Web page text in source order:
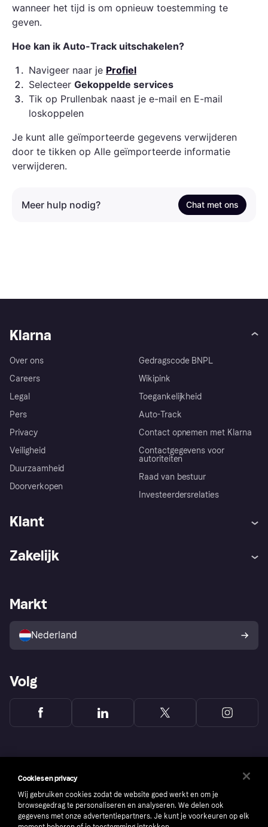
wanneer het tijd is om opnieuw toestemming te
geven.
Hoe kan ik Auto-Track uitschakelen?
1 . Navigeer naar je Profiel
2. Selecteer Gekoppelde services
3. Tik op Prullenbak naast je e-mail en E-mail
loskoppelen
Je kunt alle geïmporteerde gegevens verwijderen
door te tikken op Alle geïmporteerde informatie
verwijderen.
Meer hulp nodig? Chat met ons
Klarna
Over ons
Careers
Legal
Pers
Privacy
Veiligheid
Duurzaamheid
Doorverkopen
Gedragscode BNPL
Wikipink
Toegankelijkheid
Auto-Track
Contact opnemen met Klarna
Contactgegevens voor
autoriteiten
Raad van bestuur
Investeerdersrelaties
Klant
Winkeloverzicht
Kopersbescherming voor
consumenten
Zakelijk
Zakelijke login
Markt
Nederland
Volg
Cookies en privacy
Wij gebruiken cookies zodat de website goed werkt en om je
browsegedrag te personaliseren en analyseren. We delen ook
gegevens met onze advertentiepartners. Je kunt je voorkeuren op elk